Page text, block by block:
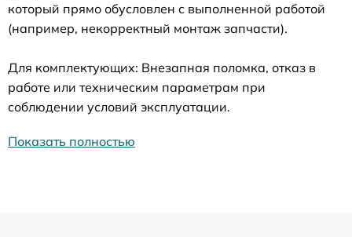
который прямо обусловлен с выполненной работой
(например, некорректный монтаж запчасти).
Для комплектующих: Внезапная поломка, отказ в
работе или техническим параметрам при
соблюдении условий эксплуатации.
Показать полностью